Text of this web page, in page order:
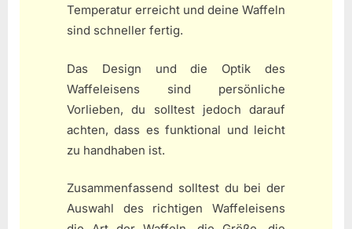
Temperatur erreicht und deine Waffeln
sind schneller fertig.
Das Design und die Optik des
Waffeleisens sind persönliche
Vorlieben, du solltest jedoch darauf
achten, dass es funktional und leicht
zu handhaben ist.
Zusammenfassend solltest du bei der
Auswahl des richtigen Waffeleisens